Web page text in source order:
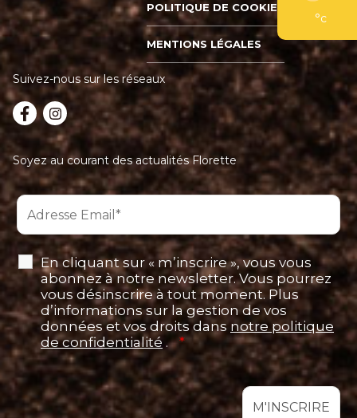
°c
POLITIQUE DE COOKIES
MENTIONS LÉGALES
Suivez-nous sur les réseaux
Soyez au courant des actualités Florette
En cliquant sur « m’inscrire », vous vous
abonnez à notre newsletter. Vous pourrez
vous désinscrire à tout moment. Plus
d’informations sur la gestion de vos
données et vos droits dansnotre politique
de confidentialité . *